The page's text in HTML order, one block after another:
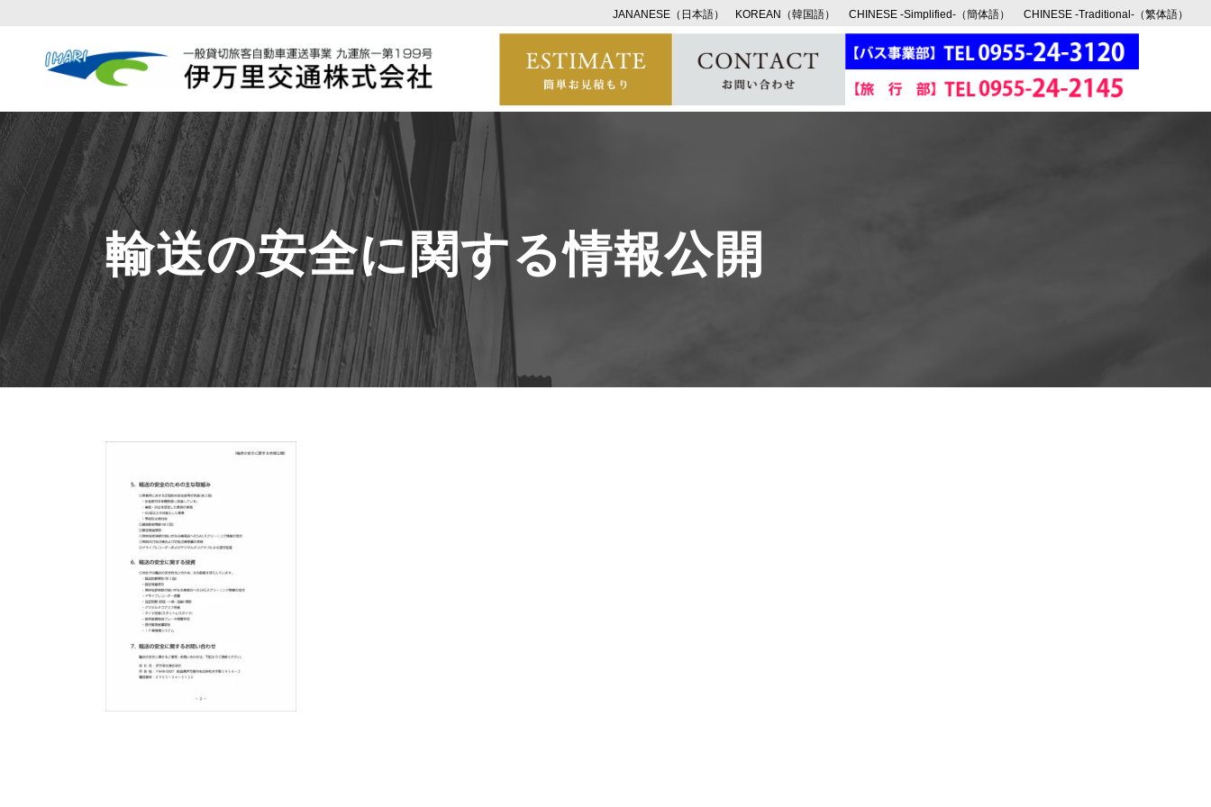
JANANESE（日本語） KOREAN（韓国語） CHINESE -Simplified-（簡体語） CHINESE -Traditional-（繁体語）
輸送の安全に関する情報公開